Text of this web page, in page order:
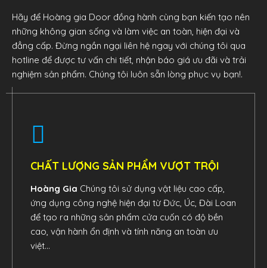
Hãy để Hoàng gia Door đồng hành cùng bạn kiến tạo nên
những không gian sống và làm việc an toàn, hiện đại và
đẳng cấp. Đừng ngần ngại liên hệ ngay với chúng tôi qua
hotline để được tư vấn chi tiết, nhận báo giá ưu đãi và trải
nghiệm sản phẩm. Chúng tôi luôn sẵn lòng phục vụ bạn!.
CHẤT LƯỢNG SẢN PHẨM VƯỢT TRỘI
Hoàng Gia Chúng tôi sử dụng vật liệu cao cấp,
ứng dụng công nghệ hiện đại từ Đức, Úc, Đài Loan
để tạo ra những sản phẩm cửa cuốn có độ bền
cao, vận hành ổn định và tính năng an toàn ưu
việt...